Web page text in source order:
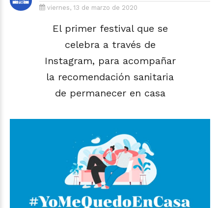
viernes, 13 de marzo de 2020
El primer festival que se
celebra a través de
Instagram, para acompañar
la recomendación sanitaria
de permanecer en casa